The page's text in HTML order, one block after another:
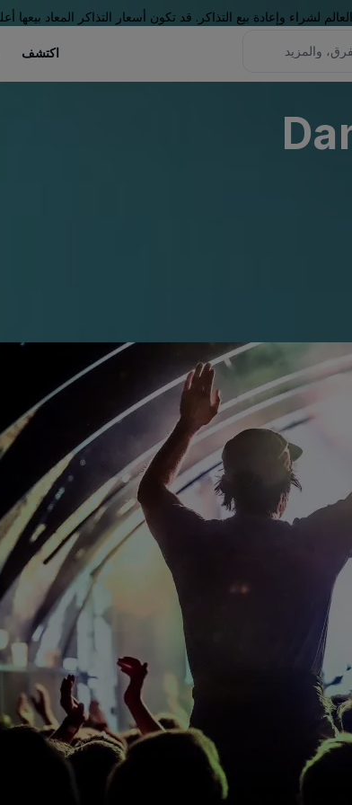
لشراء وإعادة بيع التذاكر. قد تكون أسعار التذاكر المعاد بيعها
اكتشف